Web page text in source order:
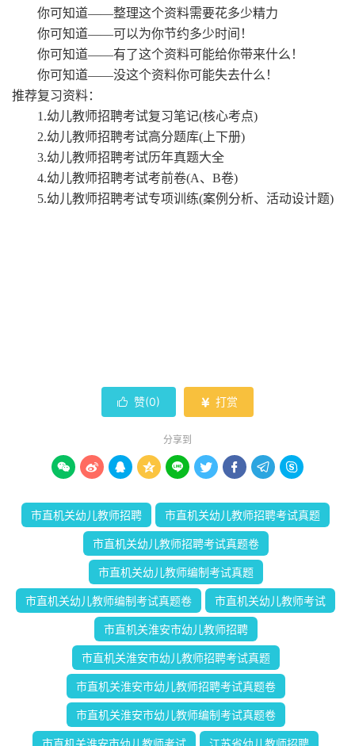
你可知道——整理这个资料需要花多少精力
你可知道——可以为你节约多少时间！
你可知道——有了这个资料可能给你带来什么！
你可知道——没这个资料你可能失去什么！
推荐复习资料：
1.幼儿教师招聘考试复习笔记(核心考点)
2.幼儿教师招聘考试高分题库(上下册)
3.幼儿教师招聘考试历年真题大全
4.幼儿教师招聘考试考前卷(A、B卷)
5.幼儿教师招聘考试专项训练(案例分析、活动设计题)
 赞(0)  打赏
分享到
        
市直机关幼儿教师招聘 市直机关幼儿教师招聘考试真题
市直机关幼儿教师招聘考试真题卷
市直机关幼儿教师编制考试真题
市直机关幼儿教师编制考试真题卷 市直机关幼儿教师考试
市直机关淮安市幼儿教师招聘
市直机关淮安市幼儿教师招聘考试真题
市直机关淮安市幼儿教师招聘考试真题卷
市直机关淮安市幼儿教师编制考试真题卷
市直机关淮安市幼儿教师考试 江苏省幼儿教师招聘